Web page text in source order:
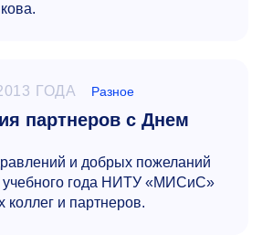
ГОДА Разное
партнеров с Днем
и добрых пожеланий
учебного года НИТУ «МИСиС»
коллег и партнеров.